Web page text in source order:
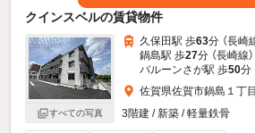
クインスベルの賃貸物件
すべての写真
久保田駅 歩63分 （長崎
鍋島駅 歩27分 （長崎線）
バルーンさが駅 歩50分
佐賀県佐賀市鍋島１丁目
3階建 / 新築 / 軽量鉄骨